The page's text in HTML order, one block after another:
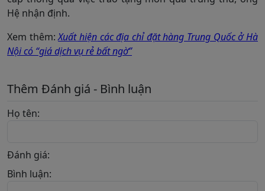
Hệ nhận định.
Xem thêm:Xuất hiện các địa chỉ đặt hàng Trung Quốc ở Hà
Nội có “giá dịch vụ rẻ bất ngờ”
Thêm Đánh giá - Bình luận
Họ tên:
Đánh giá:
Bình luận: